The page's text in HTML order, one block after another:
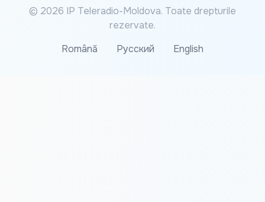
© 2026 IP Teleradio-Moldova. Toate drepturile
rezervate.
Română
Русский English